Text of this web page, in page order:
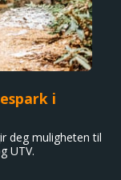
i
deg muligheten til
UTV.